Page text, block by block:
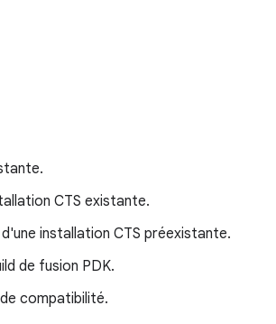
CTS existante.
installation CTS préexistante.
de fusion PDK.
compatibilité.